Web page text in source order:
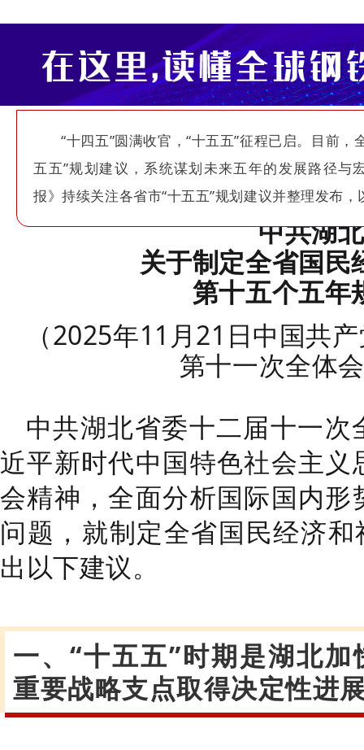
“十四五”圆满收官，“十五五”征程已启。目前，
五五”规划建议，系统谋划未来五年的发展路径与
报》持续关注各省市“十五五”规划建议并整理发布，
中共湖
关于制定全省国民
第十五个五年
（2025年11 月21 日中国共
第十一次全体
中共湖北省委十二届十一
近平新时代中国特色社会主
会精神，全面分析国际国内
问题，就制定全省国民经济
出以下建议。
一、“十五五”时期是湖北
重要战略支点取得决定性进